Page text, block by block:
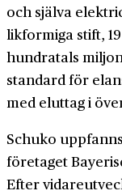
och själva
likformiga stift,
hundratals
standard för
med eluttag i
Schuko
företaget
Efter